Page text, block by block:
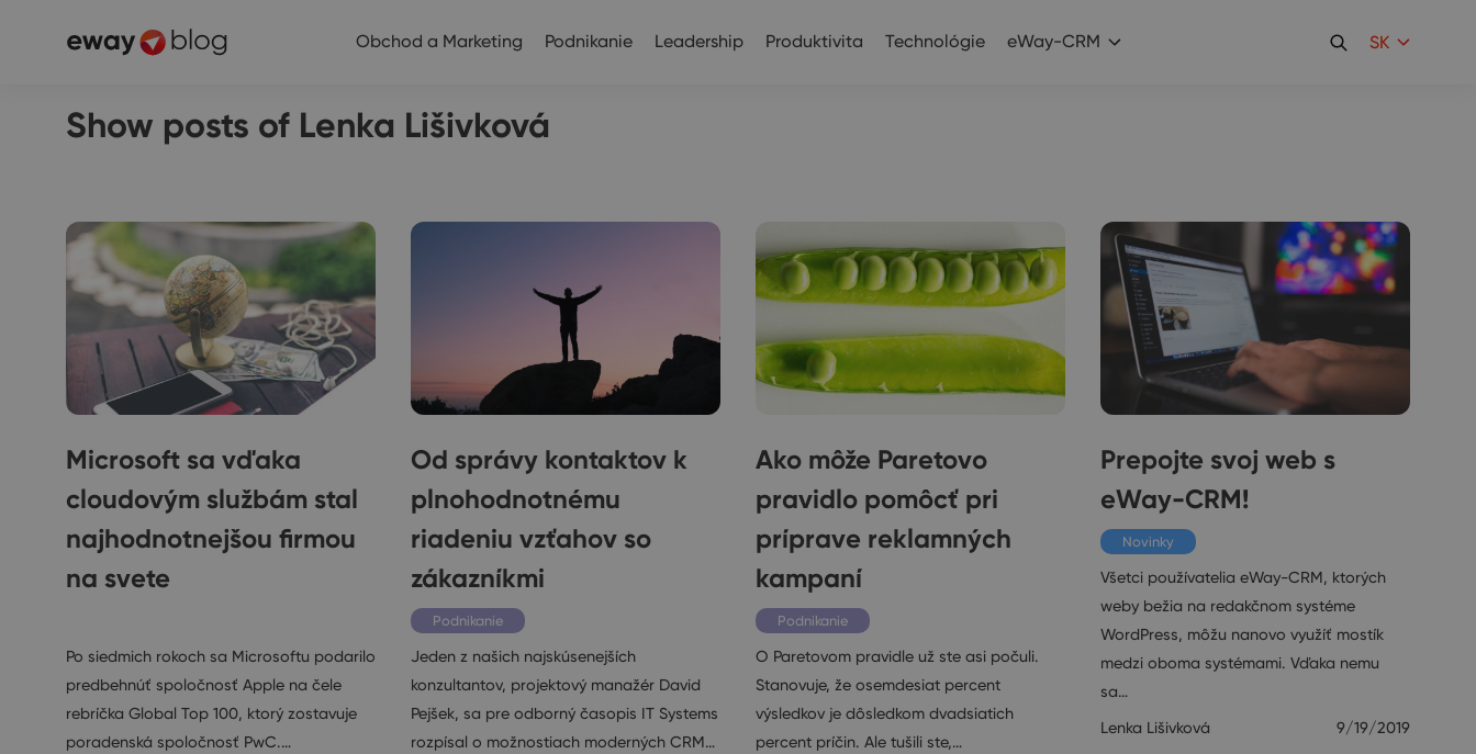
Obchod a Marketing Podnikanie Leadership Produktivita Technológie eWay-CRM SK
Show posts of Lenka Lišivková
Microsoft sa vďaka
cloudovým službám stal
najhodnotnejšou firmou
na svete
Po siedmich rokoch sa Microsoftu podarilo
predbehnúť spoločnosť Apple na čele
rebríčka Global Top 100, ktorý zostavuje
poradenská spoločnosť PwC.…
Od správy kontaktov k
plnohodnotnému
riadeniu vzťahov so
zákazníkmi
Podnikanie
Jeden z našich najskúsenejších
konzultantov, projektový manažér David
Pejšek, sa pre odborný časopis IT Systems
rozpísal o možnostiach moderných CRM…
Ako môže Paretovo
pravidlo pomôcť pri
príprave reklamných
kampaní
Podnikanie
O Paretovom pravidle už ste asi počuli.
Stanovuje, že osemdesiat percent
výsledkov je dôsledkom dvadsiatich
percent príčin. Ale tušili ste,…
Prepojte svoj web s
eWay-CRM!
Novinky
Všetci používatelia eWay-CRM, ktorých
weby bežia na redakčnom systéme
WordPress, môžu nanovo využíť mostík
medzi oboma systémami. Vďaka nemu
sa…
Lenka Lišivková
9/19/2019